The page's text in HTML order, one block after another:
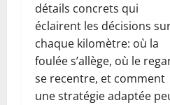
détails concrets qui
éclairent les décisions
chaque kilomètre: où la
foulée s’allège, où le
se recentre, et comment
une stratégie adaptée